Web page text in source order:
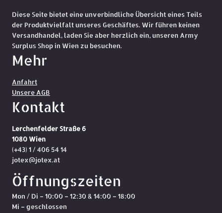
Diese Seite bietet eine unverbindliche Übersicht eines Teils
der Produktvielfalt unseres Geschäftes. Wir führen keinen
Versandhandel, laden Sie aber herzlich ein, unseren Army
Surplus Shop in Wien zu besuchen.
Mehr
Anfahrt
Unsere AGB
Kontakt
Lerchenfelder Straße 6
1080 Wien
(+43) 1 / 406 54 14
jotex@jotex.at
Öffnungszeiten
Mon / Di – 10:00 – 12:30 & 14:00 – 18:00
Mi – geschlossen